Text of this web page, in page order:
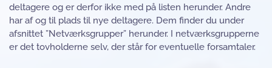
deltagere og er derfor ikke med på listen herunder. Andre
har af og til plads til nye deltagere. Dem finder du under
afsnittet ”Netværksgrupper” herunder. I netværksgrupperne
er det tovholderne selv, der står for eventuelle forsamtaler.